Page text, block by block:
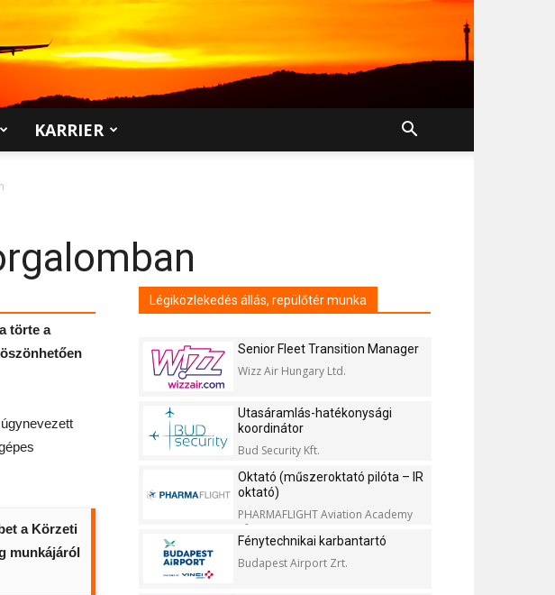
KARRIER
törte a
a Körzeti
munkájáról
Légiközlekedés állás, repülőtér munka
Senior Fleet Transition Manager
Wizz Air Hungary Ltd.
Utasáramlás-hatékonysági
koordinátor
Bud Security Kft.
Oktató (műszeroktató pilóta – IR
oktató)
PHARMAFLIGHT Aviation Academy
Kft.
Fénytechnikai karbantartó
Budapest Airport Zrt.